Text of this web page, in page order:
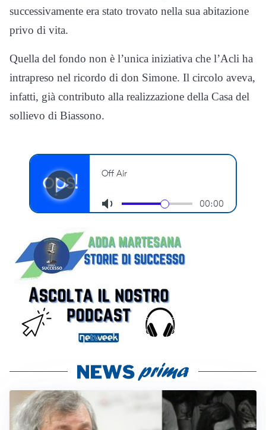
successivamente era stato trovato nella sua abitazione
privo di vita.
Quella del fondo non è l’unica iniziativa che l’Acli ha
intrapreso nel ricordo di don Simone. Il circolo aveva,
infatti, già contributo alla realizzazione della Casa del
sollievo di Biassono.